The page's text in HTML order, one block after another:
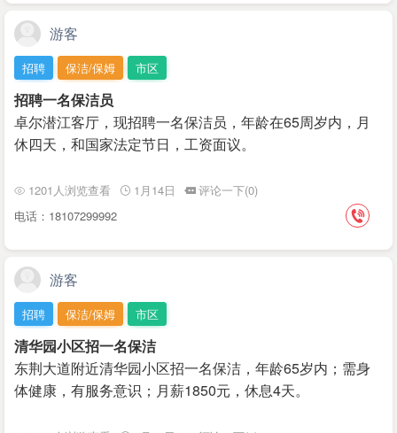
游客
招聘 保洁/保姆 市区
招聘一名保洁员
卓尔潜江客厅，现招聘一名保洁员，年龄在65周岁内，月
休四天，和国家法定节日，工资面议。
1201人浏览查看 1月14日
评论一下(0)
电话：18107299992
游客
招聘 保洁/保姆 市区
清华园小区招一名保洁
东荆大道附近清华园小区招一名保洁，年龄65岁内；需身
体健康，有服务意识；月薪1850元，休息4天。